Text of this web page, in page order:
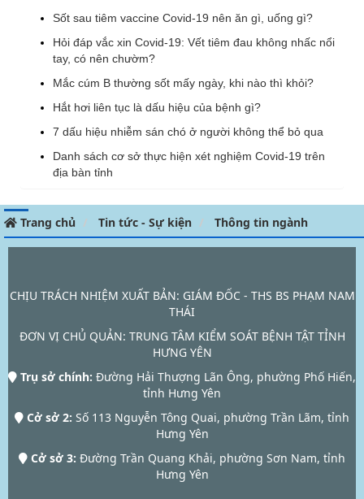
Sốt sau tiêm vaccine Covid-19 nên ăn gì, uống gì?
Hỏi đáp vắc xin Covid-19: Vết tiêm đau không nhấc nổi
tay, có nên chườm?
Mắc cúm B thường sốt mấy ngày, khi nào thì khỏi?
Hắt hơi liên tục là dấu hiệu của bệnh gì?
7 dấu hiệu nhiễm sán chó ở người không thể bỏ qua
Danh sách cơ sở thực hiện xét nghiệm Covid-19 trên
địa bàn tỉnh
Trang chủ Tin tức - Sự kiện Thông tin ngành
CHỊU TRÁCH NHIỆM XUẤT BẢN: GIÁM ĐỐC - THS BS PHẠM NAM
THÁI
ĐƠN VỊ CHỦ QUẢN: TRUNG TÂM KIỂM SOÁT BỆNH TẬT TỈNH
HƯNG YÊN
Trụ sở chính: Đường Hải Thượng Lãn Ông, phường Phố Hiến,
tỉnh Hưng Yên
Cở sở 2: Số 113 Nguyễn Tông Quai, phường Trần Lãm, tỉnh
Hưng Yên
Cở sở 3: Đường Trần Quang Khải, phường Sơn Nam, tỉnh
Hưng Yên